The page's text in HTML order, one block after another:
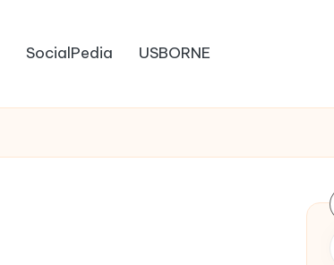
SocialPedia USBORNE